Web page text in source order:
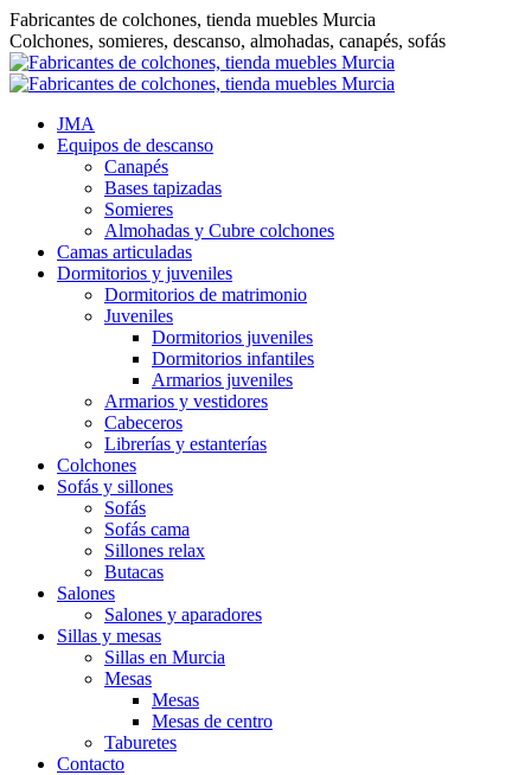
Saltar
al
contenido
Fabricantes de colchones, tienda muebles Murcia
Colchones, somieres, descanso, almohadas, canapés, sofás
JMA
Equipos de descanso
Canapés
Bases tapizadas
Somieres
Almohadas y Cubre colchones
Camas articuladas
Dormitorios y juveniles
Dormitorios de matrimonio
Juveniles
Dormitorios juveniles
Dormitorios infantiles
Armarios juveniles
Armarios y vestidores
Cabeceros
Librerías y estanterías
Colchones
Sofás y sillones
Sofás
Sofás cama
Sillones relax
Butacas
Salones
Salones y aparadores
Sillas y mesas
Sillas en Murcia
Mesas
Mesas
Mesas de centro
Taburetes
Contacto